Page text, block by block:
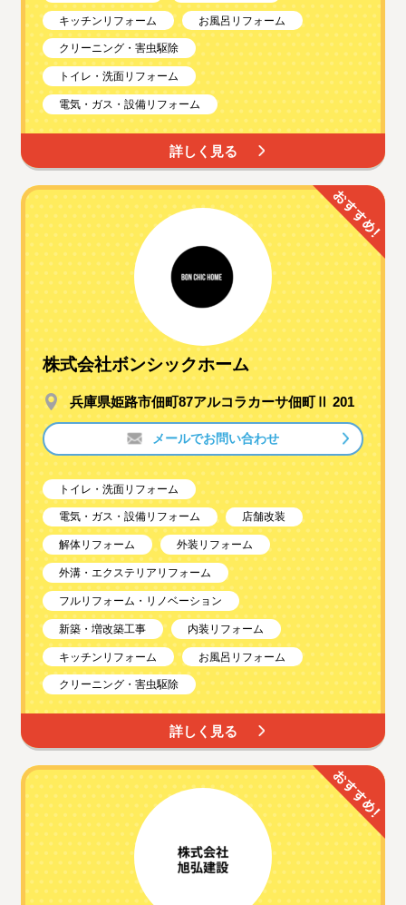
キッチンリフォーム お風呂リフォーム
クリーニング・害虫駆除
トイレ・洗面リフォーム
電気・ガス・設備リフォーム
詳しく見る
株式会社ボンシックホーム
兵庫県姫路市佃町87アルコラカーサ佃町Ⅱ 201
メールでお問い合わせ
トイレ・洗面リフォーム
電気・ガス・設備リフォーム 店舗改装
解体リフォーム 外装リフォーム
外溝・エクステリアリフォーム
フルリフォーム・リノベーション
新築・増改築工事 内装リフォーム
キッチンリフォーム お風呂リフォーム
クリーニング・害虫駆除
詳しく見る